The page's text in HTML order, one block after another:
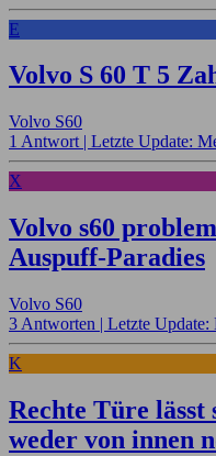
E
Volvo S 60 T 5
Volvo S60
1 Antwort | Letzte Update:
X
Volvo s60
Auspuff-Paradies
Volvo S60
3 Antworten | Letzte Update:
K
Rechte Türe
weder von innen